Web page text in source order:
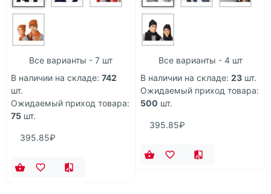
Все варианты - 7 шт
В наличии на складе: 742
шт.
Ожидаемый приход товара:
75 шт.
395.85₽
Все варианты - 4 шт
В наличии на складе: 23 шт.
Ожидаемый приход товара:
500 шт.
395.85₽